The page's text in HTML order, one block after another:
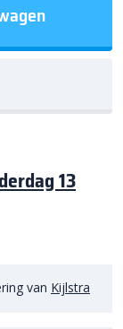
13
van Kijlstra